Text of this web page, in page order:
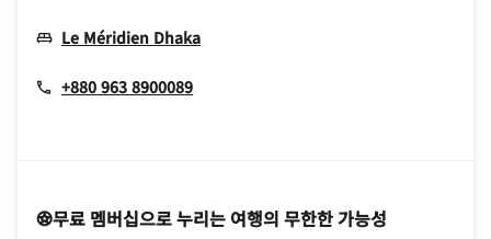
Le Méridien DhakaOpens In New Window
+880 963 8900089
무료 멤버십으로 누리는 여행의 무한한 가능성